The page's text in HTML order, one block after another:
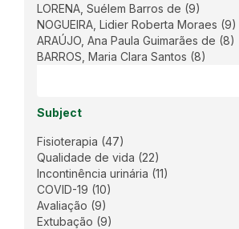
LORENA, Suélem Barros de (9)
NOGUEIRA, Lidier Roberta Moraes (9)
ARAÚJO, Ana Paula Guimarães de (8)
BARROS, Maria Clara Santos (8)
Subject
Fisioterapia (47)
Qualidade de vida (22)
Incontinência urinária (11)
COVID-19 (10)
Avaliação (9)
Extubação (9)